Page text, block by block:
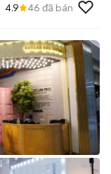
4.9 46 đã bán